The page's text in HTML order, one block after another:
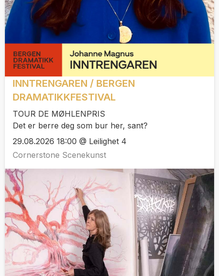
INNTRENGAREN / BERGEN
DRAMATIKKFESTIVAL
TOUR DE MØHLENPRIS
Det er berre deg som bur her, sant?
29.08.2026 18:00 @ Leilighet 4
Cornerstone Scenekunst